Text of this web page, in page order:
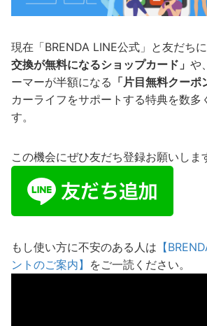
現在「BRENDA LINE公式」と友だちに
交換が無料になるショップカード」 や
ーマーが半額になる 「片目無料クーポ
カーライフをサポートする特典を数多
す。
この機会にぜひ友だち登録お願いしま
もし使い方に不安のある人は 【
ントのご案内】 をご一読ください。